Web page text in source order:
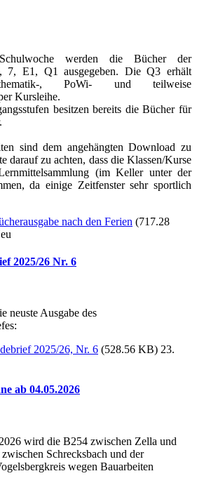
werden die Bücher der
7, E1, Q1 ausgegeben. Die Q3 erhält
, PoWi- und teilweise
Kursleihe.
besitzen bereits die Bücher für
sind dem angehängten Download zu
darauf zu achten, dass die Klassen/Kurse
(im Keller unter der
da einige Zeitfenster sehr sportlich
nach den Ferien (717.28
2025/26 Nr. 6
neuste Ausgabe des
2025/26, Nr. 6 (528.56 KB) 23.
ab 04.05.2026
wird die B254 zwischen Zella und
Schrecksbach und der
wegen Bauarbeiten